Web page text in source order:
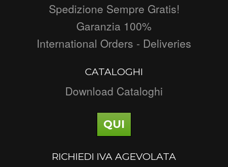
Spedizione Sempre Gratis!
Garanzia 100%
International Orders - Deliveries
CATALOGHI
Download Cataloghi
QUI
RICHIEDI IVA AGEVOLATA